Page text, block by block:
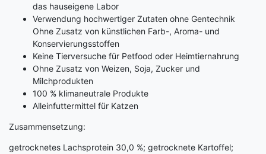
das hauseigene Labor
Verwendung hochwertiger Zutaten ohne Gentechnik
Ohne Zusatz von künstlichen Farb-, Aroma- und
Konservierungsstoffen
Keine Tierversuche für Petfood oder Heimtiernahrung
Ohne Zusatz von Weizen, Soja, Zucker und
Milchprodukten
100 % klimaneutrale Produkte
Alleinfuttermittel für Katzen
Zusammensetzung:
getrocknetes Lachsprotein 30,0 %; getrocknete Kartoffel;